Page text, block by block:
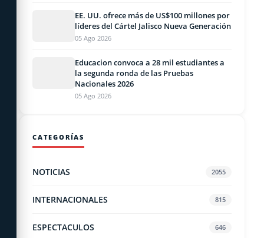
EE. UU. ofrece más de US$100 millones por
líderes del Cártel Jalisco Nueva Generación
05 Ago 2026
Educacion convoca a 28 mil estudiantes a
la segunda ronda de las Pruebas
Nacionales 2026
05 Ago 2026
CATEGORÍAS
NOTICIAS 2055
INTERNACIONALES 815
ESPECTACULOS 646